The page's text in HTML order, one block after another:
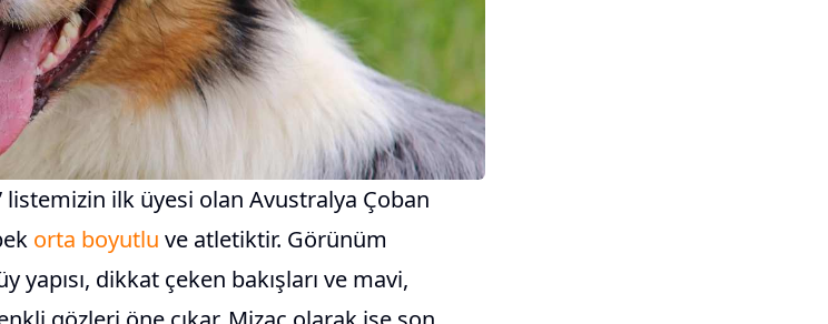
ilk üyesi olan Avustralya Çoban
orta boyutlu ve atletiktir. Görünüm
dikkat çeken bakışları ve mavi,